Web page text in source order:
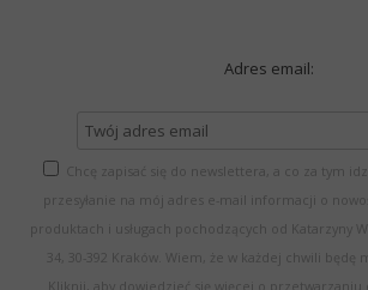
Adres email:
Chcę zapisać się do newslettera, a co za tym
przesyłanie na mój adres e-mail informacji o
produktach i usługach pochodzących od Katarzyny
34, 30-392 Kraków. Wiem, że w każdej chwili będę
Kliknij, aby dowiedzieć się więcej o przetwarzaniu